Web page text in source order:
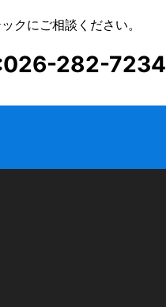
クにご相談ください。
282-7234